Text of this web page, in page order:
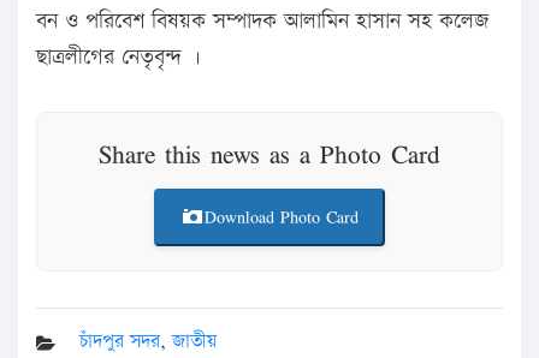
বন ও পরিবেশ বিষয়ক সম্পাদক আলামিন হাসান সহ কলেজ
ছাত্রলীগের নেতৃবৃন্দ ।
Share this news as a Photo Card
Download Photo Card
চাঁদপুর সদর,জাতীয়